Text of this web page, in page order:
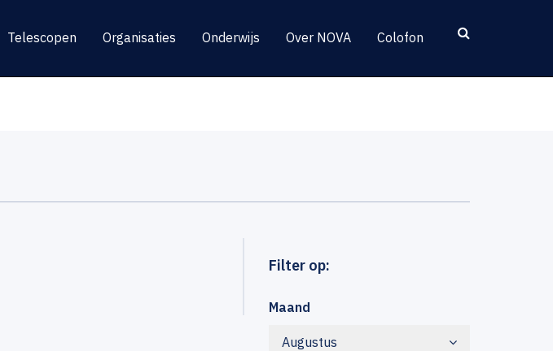
Telescopen Organisaties Onderwijs Over NOVA Colofon
Filter op:
Maand
Augustus